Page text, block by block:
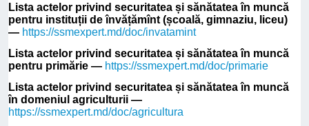
Lista actelor privind securitatea și sănătatea în muncă
pentru instituții de învățămînt (școală, gimnaziu, liceu)
— https://ssmexpert.md/doc/invatamint
Lista actelor privind securitatea și sănătatea în muncă
pentru primărie — https://ssmexpert.md/doc/primarie
Lista actelor privind securitatea și sănătatea în muncă
în domeniul agriculturii —
https://ssmexpert.md/doc/agricultura